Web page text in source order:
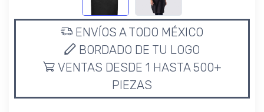
ENVÍOS A TODO MÉXICO
BORDADO DE TU LOGO
VENTAS DESDE 1 HASTA 500+
PIEZAS